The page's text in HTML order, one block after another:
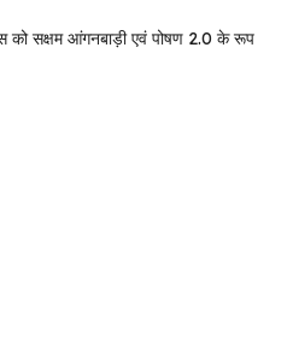
को सक्षम आंगनबाड़ी एवं पोषण 2.0 के रूप